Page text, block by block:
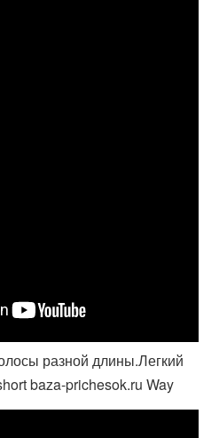
разной длины.Легкий
baza-prichesok.ru Way